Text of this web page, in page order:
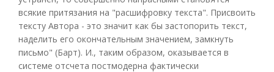
всякие притязания на "расшифровку текста". Присвоить
тексту Автора - это значит как бы застопорить текст,
наделить его окончательным значением, замкнуть
письмо" (Барт). И., таким образом, оказывается в
системе отсчета постмодерна фактически